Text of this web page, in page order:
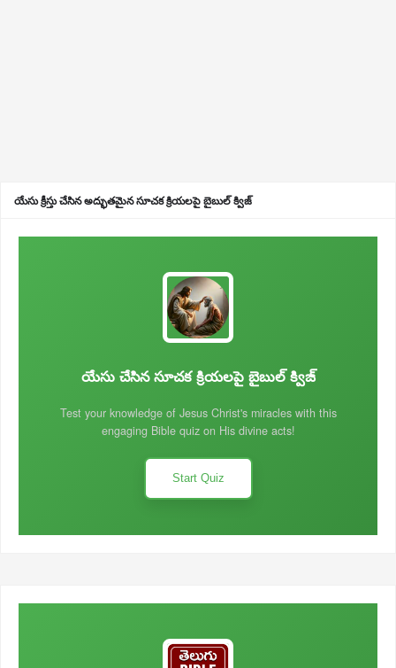
యేసు క్రీస్తు చేసిన అద్భుతమైన సూచక క్రియలపై బైబుల్ క్విజ్
యేసు చేసిన సూచక క్రియలపై బైబుల్ క్విజ్
Test your knowledge of Jesus Christ's miracles with this
engaging Bible quiz on His divine acts!
Start Quiz